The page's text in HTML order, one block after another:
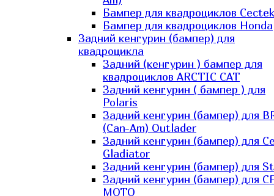
Бампер для квадроциклов Cectek
Бампер для квадроциклов Honda
Задний кенгурин (бампер) для
квадроцикла
Задний (кенгурин ) бампер для
квадроциклов ARCTIC CAT
Задний кенгурин ( бампер ) для
Polaris
Задний кенгурин (бампер) для
(Can-Am) Outlader
Задний кенгурин (бампер) для
Gladiator
Задний кенгурин (бампер) для
Задний кенгурин (бампер) для
MOTO